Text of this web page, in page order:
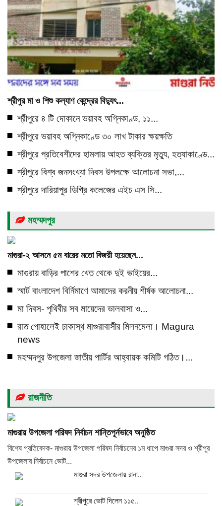
শ্রীপুর মা ও শিশু কল্যাণ কেন্দ্রের বিদ্যুৎ...
শ্রীপুরে ৪ টি দোকানে ভয়াবহ অগ্নিকাণ্ড, ১১...
শ্রীপুরে ভয়াবহ অগ্নিকাণ্ডে ৩০ লাখ টাকার ক্ষয়ক্ষতি
শ্রীপুরে প্রতিবেশীদের হামলায় আহত ব্যক্তির মৃত্যু, হত্যাকাণ্ডে...
শ্রীপুরে বিশ্ব জনসংখ্যা দিবস উপলক্ষে আলোচনা সভা,...
শ্রীপুরে দারিয়াপুর ডিগ্রি কলেজের এইচ এস সি...
মহম্মদপুর
মাগুরা-২ আসনে ৫ম বারের মতো বিজয়ী হয়েছেন...
মাগুরায় বাড়ির পাশের খেত থেকে দুই ভাইয়ের...
স্মার্ট বাংলাদেশ বির্নিমাণে আমাদের করনীয় শীর্ষক আলোচনা...
মা দিবস- পৃথিবীর সব মায়েদের ভালবাসা ও...
রাত পোহালেই ঢাকাস্থ মাগুরাবাসীর মিলনমেলা। Magura
news
মহম্মদপুর উপজেলা জাতীয় পার্টির আহ্বায়ক কমিটি গঠিত।...
রাজনীতি
মাগুরায় উপজেলা পরিষদ নির্বাচন শান্তিপূর্নভাবে অনুষ্ঠিত
বিশেষ প্রতিবেদক- মাগুরায় উপজেলা পরিষদ নির্বাচনের ১ম ধাপে মাগুরা সদর ও শ্রীপুর
উপজেলার নির্বাচনে ভোট...
মাগুরা সদর উপজেলায় রানা..
শ্রীপুরে ভোট দিলেন ১১৫..